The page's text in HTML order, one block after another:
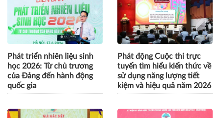
Phát triển nhiên liệu sinh
học 2026: Từ chủ trương
của Đảng đến hành động
quốc gia
Phát động Cuộc thi trực
tuyến tìm hiểu kiến thức về
sử dụng năng lượng tiết
kiệm và hiệu quả năm 2026